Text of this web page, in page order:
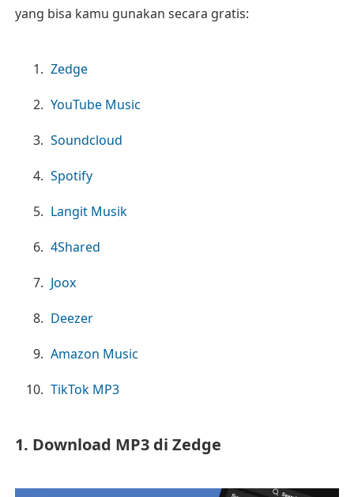
yang bisa kamu gunakan secara gratis:
Zedge
YouTube Music
Soundcloud
Spotify
Langit Musik
4Shared
Joox
Deezer
Amazon Music
TikTok MP3
1. Download MP3 di Zedge